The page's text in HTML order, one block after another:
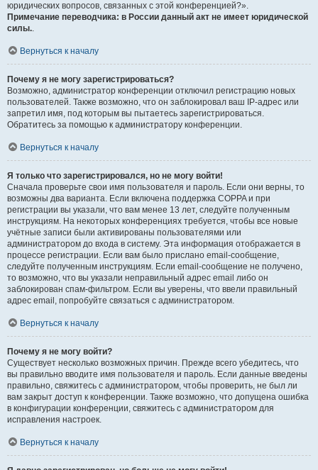
юридических вопросов, связанных с этой конференцией?».
Примечание переводчика: в России данный акт не имеет юридической
силы..
Вернуться к началу
Почему я не могу зарегистрироваться?
Возможно, администратор конференции отключил регистрацию новых
пользователей. Также возможно, что он заблокировал ваш IP-адрес или
запретил имя, под которым вы пытаетесь зарегистрироваться.
Обратитесь за помощью к администратору конференции.
Вернуться к началу
Я только что зарегистрировался, но не могу войти!
Сначала проверьте свои имя пользователя и пароль. Если они верны, то
возможны два варианта. Если включена поддержка COPPA и при
регистрации вы указали, что вам менее 13 лет, следуйте полученным
инструкциям. На некоторых конференциях требуется, чтобы все новые
учётные записи были активированы пользователями или
администратором до входа в систему. Эта информация отображается в
процессе регистрации. Если вам было прислано email-сообщение,
следуйте полученным инструкциям. Если email-сообщение не получено,
то возможно, что вы указали неправильный адрес email либо он
заблокирован спам-фильтром. Если вы уверены, что ввели правильный
адрес email, попробуйте связаться с администратором.
Вернуться к началу
Почему я не могу войти?
Существует несколько возможных причин. Прежде всего убедитесь, что
вы правильно вводите имя пользователя и пароль. Если данные введены
правильно, свяжитесь с администратором, чтобы проверить, не был ли
вам закрыт доступ к конференции. Также возможно, что допущена ошибка
в конфигурации конференции, свяжитесь с администратором для
исправления настроек.
Вернуться к началу